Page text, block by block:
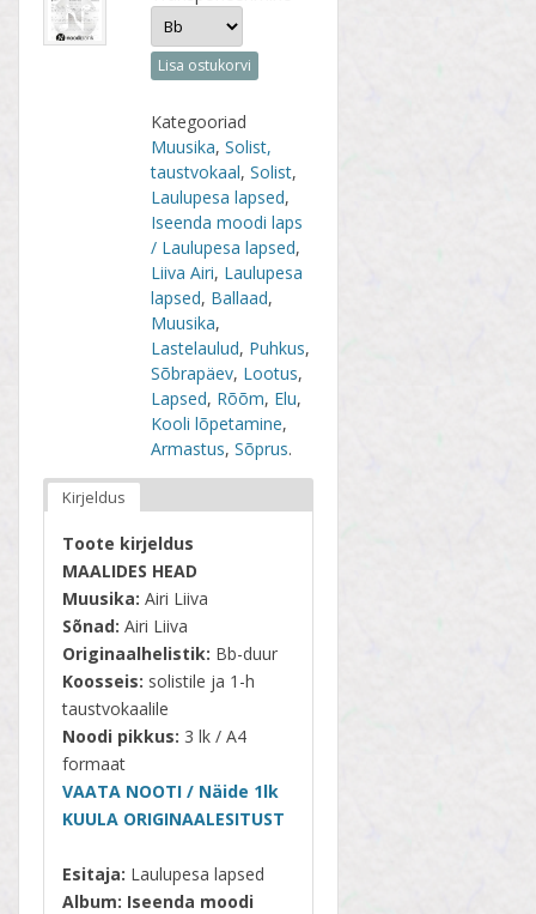
Lisa ostukorvi
Kategooriad
Muusika,Solist,
taustvokaal,Solist,
Laulupesa lapsed,
Iseenda moodi laps
/ Laulupesa lapsed,
Liiva Airi, Laulupesa
lapsed, Ballaad,
Muusika,
Lastelaulud, Puhkus,
Sõbrapäev, Lootus,
Lapsed, Rõõm, Elu,
Kooli lõpetamine,
Armastus,Sõprus.
Kirjeldus
Toote kirjeldus
MAALIDES HEAD
Muusika: Airi Liiva
Sõnad: Airi Liiva
Originaalhelistik: Bb-duur
Koosseis: solistile ja 1-h
taustvokaalile
Noodi pikkus: 3 lk / A4
formaat
VAATA NOOTI / Näide 1lk
KUULA ORIGINAALESITUST
Esitaja: Laulupesa lapsed
Album: Iseenda moodi